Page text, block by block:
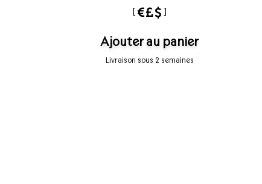
[ ]
Ajouter au panier
Livraison sous 2 semaines